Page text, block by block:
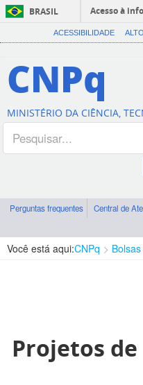
BRASIL
Acesso à
ACESSIBILIDADE
CNPq
MINISTÉRIO DA CIÊNCIA,
Perguntas frequentes Central de
Você está aqui:CNPq
Projetos de